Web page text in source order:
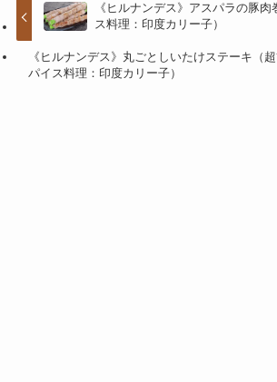
《ヒルナンデス》アスパラの豚
ス料理：印度カリー子）
《ヒルナンデス》丸ごとしいたけステーキ（
パイス料理：印度カリー子）